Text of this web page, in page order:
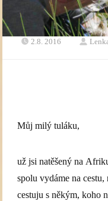
2.8. 2016
Můj milý tuláku,
už jsi natěšený na
spolu vydáme na
cestuju s někým, koho